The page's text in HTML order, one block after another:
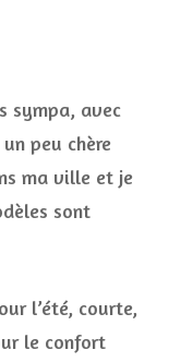
sympa, avec
peu chère
ma ville et je
sont
l’été, courte,
le confort